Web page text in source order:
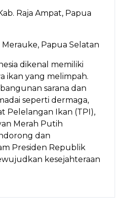
Raja Ampat, Papua
Merauke, Papua Selatan
dikenal memiliki
ikan yang melimpah.
sarana dan
seperti dermaga,
Pelelangan Ikan (TPI),
Merah Putih
dan
Presiden Republik
kesejahteraan